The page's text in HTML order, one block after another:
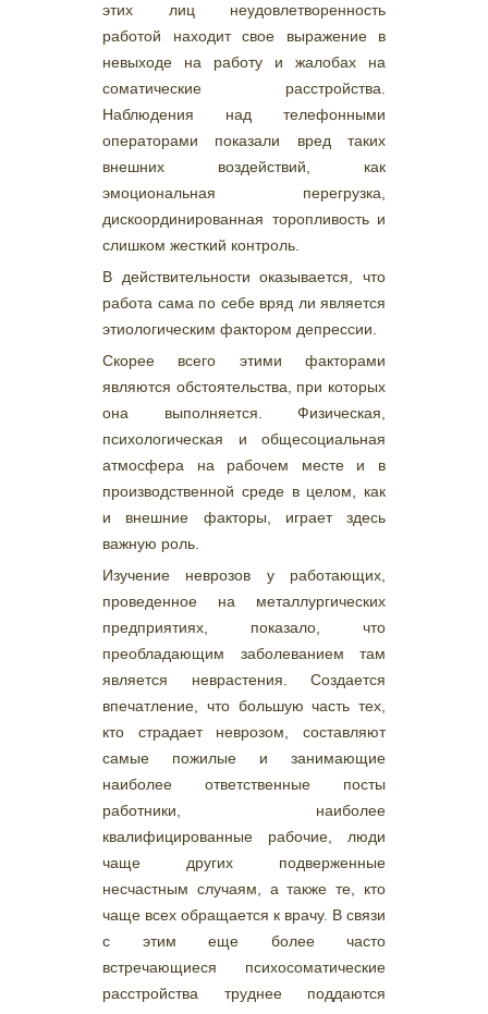
этих лиц неудовлетворенность
работой находит свое выражение в
невыходе на работу и жалобах на
соматические расстройства.
Наблюдения над телефонными
операторами показали вред таких
внешних воздействий, как
эмоциональная перегрузка,
дискоординированная торопливость и
слишком жесткий контроль.
В действительности оказывается, что
работа сама по себе вряд ли является
этиологическим фактором депрессии.
Скорее всего этими факторами
являются обстоятельства, при которых
она выполняется. Физическая,
психологическая и общесоциальная
атмосфера на рабочем месте и в
производственной среде в целом, как
и внешние факторы, играет здесь
важную роль.
Изучение неврозов у работающих,
проведенное на металлургических
предприятиях, показало, что
преобладающим заболеванием там
является неврастения. Создается
впечатление, что большую часть тех,
кто страдает неврозом, составляют
самые пожилые и занимающие
наиболее ответственные посты
работники, наиболее
квалифицированные рабочие, люди
чаще других подверженные
несчастным случаям, а также те, кто
чаще всех обращается к врачу. В связи
с этим еще более часто
встречающиеся психосоматические
расстройства труднее поддаются